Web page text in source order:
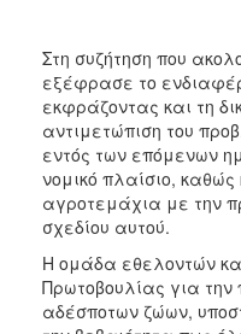
Στη συζήτηση που
εξέφρασε το
εκφράζοντας και τη
αντιμετώπιση του
εντός των επόμενων
νομικό πλαίσιο,
αγροτεμάχια με την
σχεδίου αυτού.
Η ομάδα εθελοντών
Πρωτοβουλίας για
αδέσποτων ζώων,